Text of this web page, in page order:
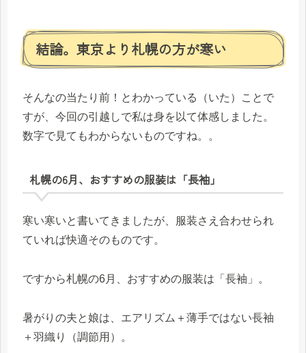
結論。東京より札幌の方が寒い
そんなの当たり前！とわかっている（いた）ことで
すが、今回の引越しで私は身を以て体感しました。
数字で見てもわからないものですね。。
札幌の6月、おすすめの服装は「長袖」
寒い寒いと書いてきましたが、服装さえ合わせられ
ていれば快適そのものです。
ですから札幌の6月、おすすめの服装は「長袖」。
暑がりの夫と娘は、エアリズム＋薄手ではない長袖
＋羽織り（調節用）。